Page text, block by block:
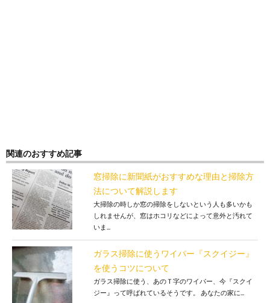
関連のおすすめ記事
窓掃除に新聞紙がおすすめな理由と掃除方
法について解説します
大掃除の時しか窓の掃除をしないという人も多いかも
しれませんが、窓はホコリなどによって意外と汚れて
いま...
ガラス掃除に使うワイパー『スクイジー』
を使うコツについて
ガラス掃除に使う、あのＴ字のワイパー、今『スクイ
ジー』って呼ばれているそうです。 あなたの家に...